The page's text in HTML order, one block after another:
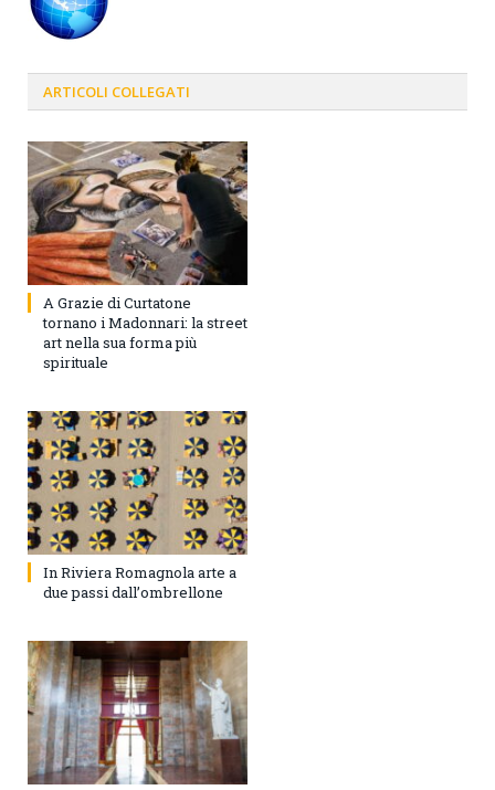
ARTICOLI COLLEGATI
A Grazie di Curtatone
tornano i Madonnari: la street
art nella sua forma più
spirituale
In Riviera Romagnola arte a
due passi dall’ombrellone